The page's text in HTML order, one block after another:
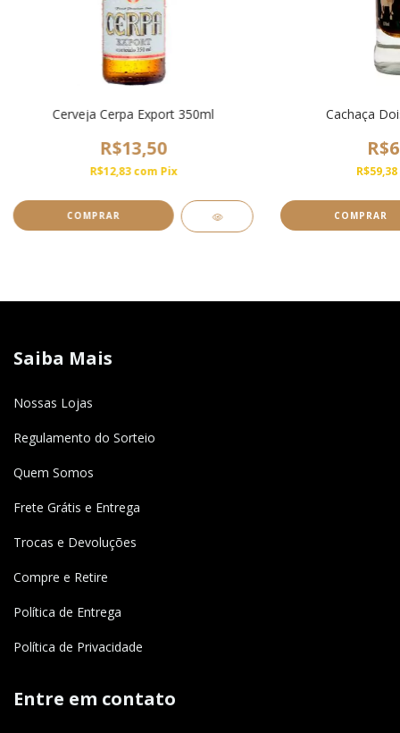
Cerveja Cerpa Export 350ml
R$13,50
R$12,83com Pix
Cachaça
R$59,38
Saiba Mais
Nossas Lojas
Regulamento do Sorteio
Quem Somos
Frete Grátis e Entrega
Trocas e Devoluções
Compre e Retire
Política de Entrega
Política de Privacidade
Entre em contato